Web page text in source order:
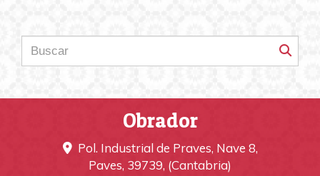
Obrador
Pol. Industrial de Praves, Nave 8,
Paves, 39739, (Cantabria)